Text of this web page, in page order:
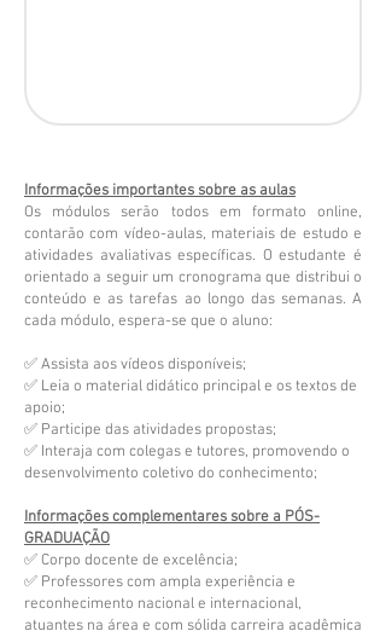
Informações importantes sobre as aulas
Os módulos serão todos em formato online,
contarão com vídeo-aulas, materiais de estudo e
atividades avaliativas específicas. O estudante é
orientado a seguir um cronograma que distribui o
conteúdo e as tarefas ao longo das semanas. A
cada módulo, espera-se que o aluno:
✅ Assista aos vídeos disponíveis;
✅ Leia o material didático principal e os textos de
apoio;
✅ Participe das atividades propostas;
✅ Interaja com colegas e tutores, promovendo o
desenvolvimento coletivo do conhecimento;
Informações complementares sobre a PÓS-
GRADUAÇÃO
✅ Corpo docente de excelência;
✅ Professores com ampla experiência e
reconhecimento nacional e internacional,
atuantes na área e com sólida carreira acadêmica